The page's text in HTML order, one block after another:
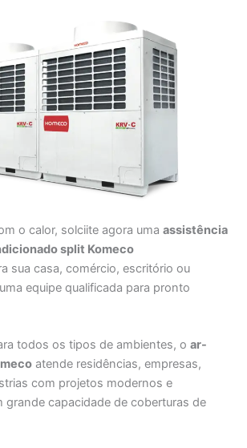
o calor, solciite agora umaassistência
split Komeco
sua casa, comércio, escritório ou
equipe qualificada para pronto
todos os tipos de ambientes, oar-
atende residências, empresas,
com projetos modernos e
grande capacidade de coberturas de